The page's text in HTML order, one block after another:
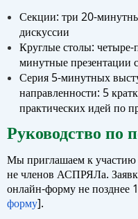
Секции: три 20-
дискуссии
Круглые столы:
минутные
Серия 5-минутных
направленности: 5
практических идей по
Руководство по
Мы приглашаем к участию
не членов АСПРЯЛа.
онлайн-форму непозднее
форму].